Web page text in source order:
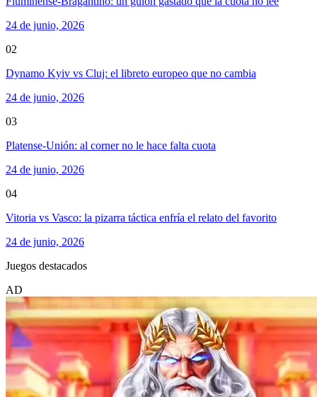
24 de junio, 2026
02
Dynamo Kyiv vs Cluj: el libreto europeo que no cambia
24 de junio, 2026
03
Platense-Unión: al corner no le hace falta cuota
24 de junio, 2026
04
Vitoria vs Vasco: la pizarra táctica enfría el relato del favorito
24 de junio, 2026
Juegos destacados
AD